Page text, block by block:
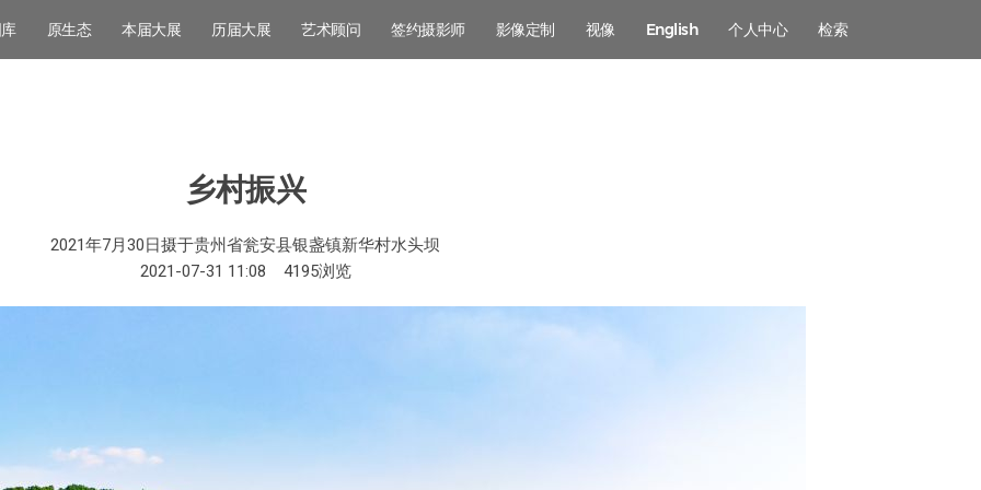
原生态 本届大展 历届大展 艺术顾问 签约摄影师 影像定制 视像 English 个人中心 检索
乡村振兴
2021年7月30日摄于贵州省瓮安县银盏镇新华村水头坝
2021-07-31 11:08
4195浏览